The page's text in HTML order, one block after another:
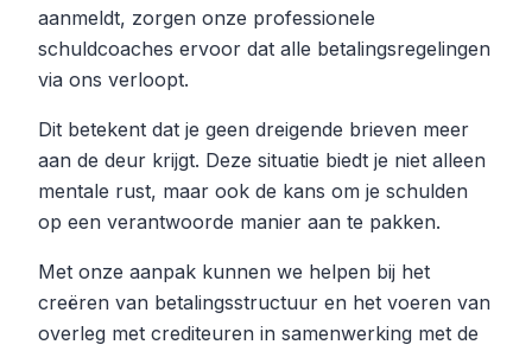
aanmeldt, zorgen onze professionele
schuldcoaches ervoor dat alle betalingsregelingen
via ons verloopt.
Dit betekent dat je geen dreigende brieven meer
aan de deur krijgt. Deze situatie biedt je niet alleen
mentale rust, maar ook de kans om je schulden
op een verantwoorde manier aan te pakken.
Met onze aanpak kunnen we helpen bij het
creëren van betalingsstructuur en het voeren van
overleg met crediteuren in samenwerking met de